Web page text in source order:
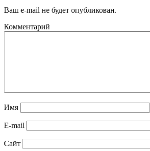
Ваш e-mail не будет опубликован.
Комментарий
Имя
E-mail
Сайт